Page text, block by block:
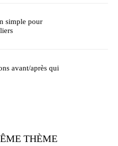
simple pour
avant/après qui
THÈME